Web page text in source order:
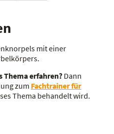
mit einer
Thema erfahren? Dann
zum Fachtrainer für
Thema behandelt wird.